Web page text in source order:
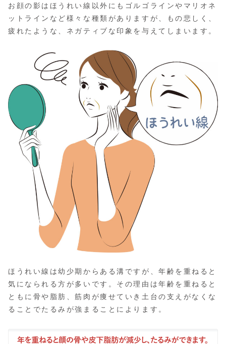
お顔の影はほうれい線以外にもゴルゴラインやマリオネ
ットラインなど様々な種類がありますが、もの悲しく、
疲れたような、ネガティブな印象を与えてしまいます。
ほうれい線は幼少期からある溝ですが、年齢を重ねると
気になられる方が多いです。その理由は年齢を重ねると
ともに骨や脂肪、筋肉が痩せていき土台の支えがなくな
ることでたるみが強まることによります。